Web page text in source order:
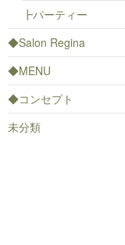
┣パーティー
◆Salon Regina
◆MENU
◆コンセプト
未分類